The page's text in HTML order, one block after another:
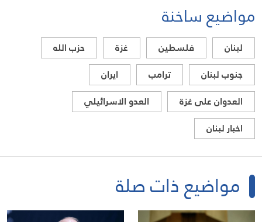
مواضيع ساخنة
لبنان فلسطين غزة
حزب الله
جنوب لبنان
ترامب
ايران
العدوان على غزة
العدو الاسرائيلي
اخبار لبنان
مواضيع ذات صلة